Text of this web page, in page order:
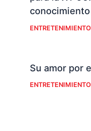
ENTRETENIMIENTO
Su amor por
ENTRETENIMIENTO